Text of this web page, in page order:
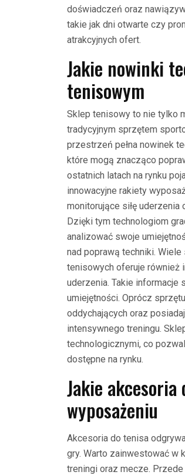
doświadczeń oraz
takie jak dni otwarte czy
atrakcyjnych ofert.
Jakie nowinki
tenisowym
Sklep tenisowy to nie tylko
tradycyjnym sprzętem
przestrzeń pełna nowinek
które mogą znacząco
ostatnich latach na rynku
innowacyjne rakiety
monitorujące siłę uderzenia
Dzięki tym technologiom
analizować swoje
nad poprawą techniki.
tenisowych oferuje również
uderzenia. Takie
umiejętności. Oprócz
oddychających oraz
intensywnego treningu.
technologicznymi, co
dostępne na rynku.
Jakie
wyposażeniu
Akcesoria do tenisa
gry. Warto zainwestować w
treningi oraz mecze.